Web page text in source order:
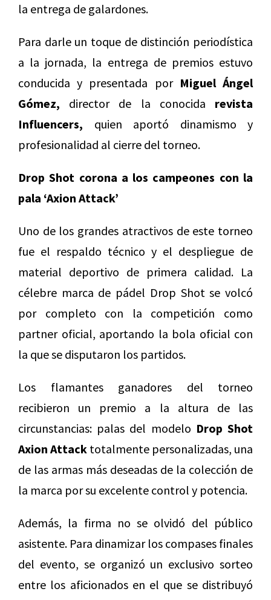
la entrega de galardones.
Para darle un toque de distinción periodística
a la jornada, la entrega de premios estuvo
conducida y presentada por Miguel Ángel
Gómez, director de la conocida revista
Influencers, quien aportó dinamismo y
profesionalidad al cierre del torneo.
Drop Shot corona a los campeones con la
pala ‘Axion Attack’
Uno de los grandes atractivos de este torneo
fue el respaldo técnico y el despliegue de
material deportivo de primera calidad. La
célebre marca de pádel Drop Shot se volcó
por completo con la competición como
partner oficial, aportando la bola oficial con
la que se disputaron los partidos.
Los flamantes ganadores del torneo
recibieron un premio a la altura de las
circunstancias: palas del modelo Drop Shot
Axion Attack totalmente personalizadas, una
de las armas más deseadas de la colección de
la marca por su excelente control y potencia.
Además, la firma no se olvidó del público
asistente. Para dinamizar los compases finales
del evento, se organizó un exclusivo sorteo
entre los aficionados en el que se distribuyó